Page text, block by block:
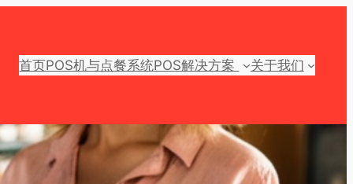
首页POS机与点餐系统POS解决方案 关于我们